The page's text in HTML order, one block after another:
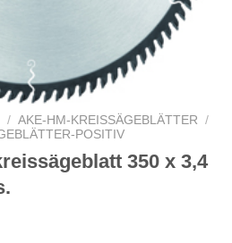
/ AKE-HM-KREISSÄGEBLÄTTER
/
POSITIV
350 x 3,4